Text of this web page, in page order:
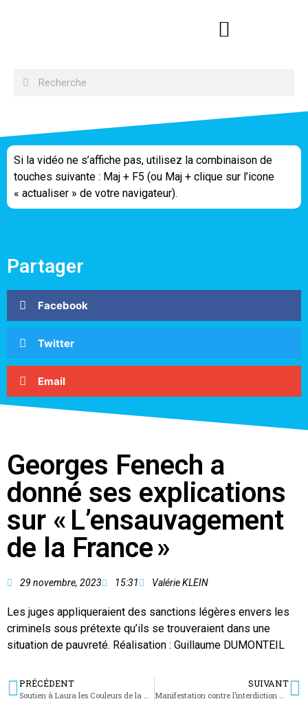
Si la vidéo ne s’affiche pas, utilisez la combinaison de
touches suivante : Maj + F5 (ou Maj + clique sur l’icone
« actualiser » de votre navigateur).
Partager
Facebook
Twitter
Email
Georges Fenech a
donné ses explications
sur « L’ensauvagement
de la France »
29 novembre, 2023 15:31 Valérie KLEIN
Les juges appliqueraient des sanctions légères envers les
criminels sous prétexte qu’ils se trouveraient dans une
situation de pauvreté. Réalisation : Guillaume DUMONTEIL
PRÉCÉDENT
Soutien à Laura les Couleurs de la Vie
SUIVANT
Manifestation contre l’interdiction des activités nautiques à l’étang des Marais